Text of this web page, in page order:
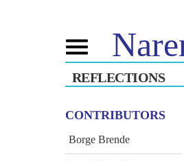
Toggle
navigation
বিজেপি সংযোগ
টাইমলাইন
REFLECTIONS
CONTRIBUTORS
Borge Brende